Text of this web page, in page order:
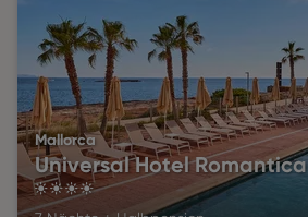
Mallorca
Universal Hotel Romantica
4